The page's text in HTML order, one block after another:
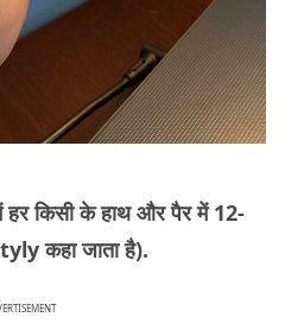
किसी के हाथ और पैर में 12-
कहा जाता है).